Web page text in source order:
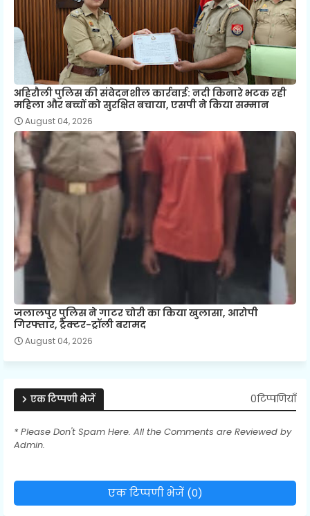
अहिरौली पुलिस की संवेदनशील कार्रवाई: नदी किनारे भटक रही
महिला और बच्चों को सुरक्षित बचाया, एसपी ने किया सम्मान
August 04, 2026
जलालपुर पुलिस ने गाटर चोरी का किया खुलासा, आरोपी
गिरफ्तार, ट्रैक्टर-ट्रॉली बरामद
August 04, 2026
एक टिप्पणी भेजें 0टिप्पणियाँ
* Please Don't Spam Here. All the Comments are Reviewed by
Admin.
एक टिप्पणी भेजें (0)